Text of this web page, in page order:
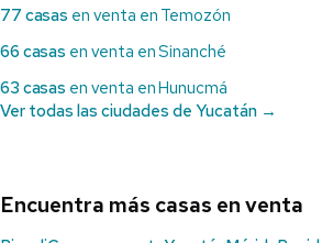
77 casas en venta en Temozón
66 casas en venta en Sinanché
63 casas en venta en Hunucmá
Ver todas las ciudades de Yucatán →
Encuentra más casas en venta